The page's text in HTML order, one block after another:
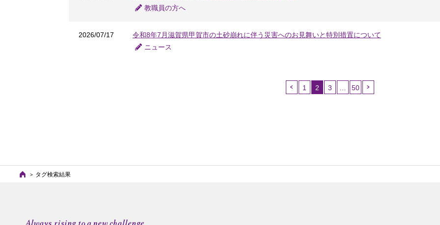
教職員の方へ
2026/07/17
令和8年7月滋賀県甲賀市の土砂崩れに伴う災害へのお見舞いと特別措置について
ニュース
1
2
3 50
タグ検索結果